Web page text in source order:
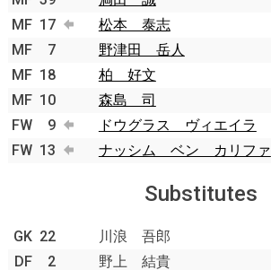
MF 17 松本 泰志
MF 7 野津田 岳人
MF 18 柏 好文
MF 10 森島 司
FW 9 ドウグラス ヴィエイラ
FW 13 ナッシム ベン カリファ
Substitutes
GK 22
川浪 吾郎
DF
2
野上 結貴